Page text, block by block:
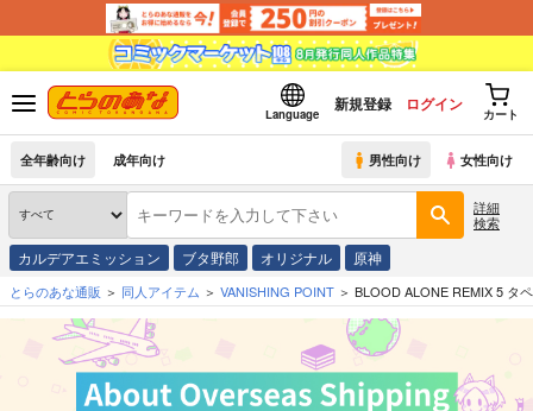
Language
新規登録 ログイン
カート
全年齢向け 成年向け 男性向け 女性向け
詳細
検索
カルデアエミッション ブタ野郎 オリジナル 原神
とらのあな通販 同人アイテム VANISHING POINT BLOOD ALONE REMIX 5 タ